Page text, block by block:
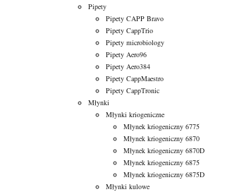
Pipety
Pipety CAPP Bravo
Pipety CappTrio
Pipety microbiology
Pipety Aero96
Pipety Aero384
Pipety CappMaestro
Pipety CappTronic
Młynki
Młynki kriogeniczne
Młynek kriogeniczny 6775
Młynek kriogeniczny 6870
Młynek kriogeniczny 6870D
Młynek kriogeniczny 6875
Młynek kriogeniczny 6875D
Młynki kulowe